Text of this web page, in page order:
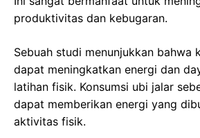
produktivitas dan kebugaran.
Sebuah studi menunjukkan bahwa
dapat meningkatkan energi dan
latihan fisik. Konsumsi ubi jalar
dapat memberikan energi yang
aktivitas fisik.